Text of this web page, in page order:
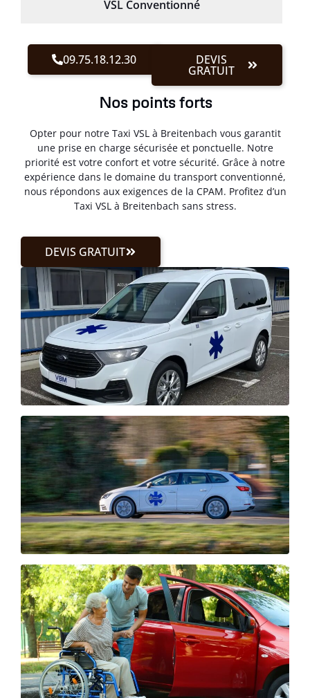
VSL Conventionné
09.75.18.12.30 DEVIS
GRATUIT
Nos points forts
Opter pour notre Taxi VSL à Breitenbach vous garantit
une prise en charge sécurisée et ponctuelle. Notre
priorité est votre confort et votre sécurité. Grâce à notre
expérience dans le domaine du transport conventionné,
nous répondons aux exigences de la CPAM. Profitez d’un
Taxi VSL à Breitenbach sans stress.
DEVIS GRATUIT